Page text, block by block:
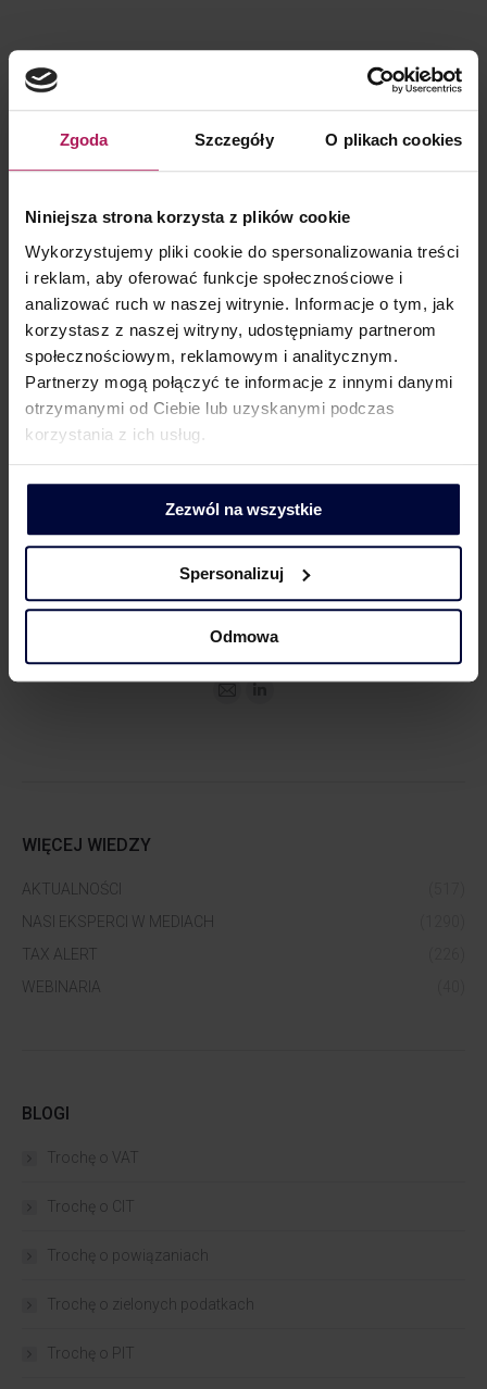
Zgoda Szczegóły O plikach cookies
Niniejsza strona korzysta z plików cookie
Wykorzystujemy pliki cookie do spersonalizowania treści
i reklam, aby oferować funkcje społecznościowe i
analizować ruch w naszej witrynie. Informacje o tym, jak
korzystasz z naszej witryny, udostępniamy partnerom
społecznościowym, reklamowym i analitycznym.
Partnerzy mogą połączyć te informacje z innymi danymi
otrzymanymi od Ciebie lub uzyskanymi podczas
korzystania z ich usług.
Zezwól na wszystkie
Spersonalizuj
Odmowa
KONTAKT DLA KLIENTÓW
Barbara Lenarcik
KONTAKT DLA MEDIÓW
Lider Obszaru Komunikacji
+48 500 127 570
WIĘCEJ WIEDZY
AKTUALNOŚCI
NASI EKSPERCI W MEDIACH
TAX ALERT
WEBINARIA
BLOGI
Trochę o VAT
Trochę o CIT
Trochę o powiązaniach​
Trochę o zielonych podatkach
Trochę o PIT